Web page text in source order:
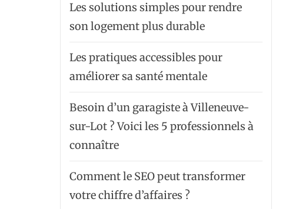
Les solutions simples pour rendre
son logement plus durable
Les pratiques accessibles pour
améliorer sa santé mentale
Besoin d’un garagiste à Villeneuve-
sur-Lot ? Voici les 5 professionnels à
connaître
Comment le SEO peut transformer
votre chiffre d’affaires ?